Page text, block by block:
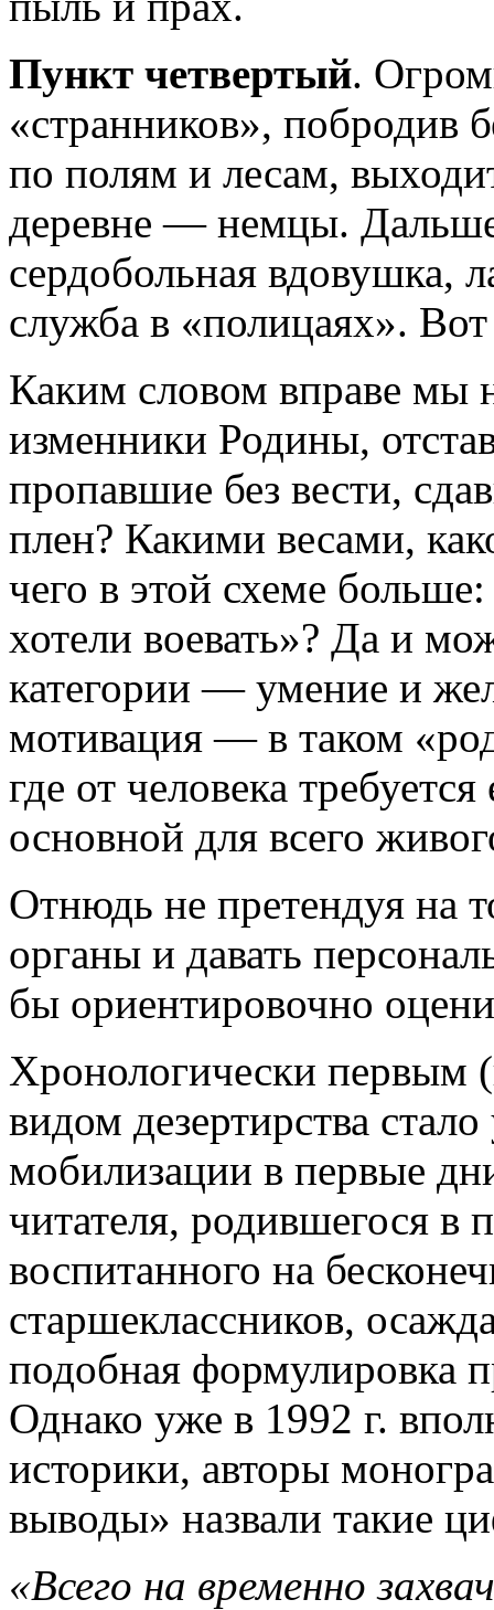
Пункт четвертый.
«странников», побродив
по полям и лесам,
деревне — немцы.
сердобольная вдовушка,
служба в «полицаях».
Каким словом вправе мы
изменники Родины,
пропавшие без вести,
плен? Какими весами,
чего в этой схеме
хотели воевать»? Да и
категории — умение и
мотивация — в таком
где от человека
основной для всего
Отнюдь не претендуя на
органы и давать
бы ориентировочно
Хронологически первым
видом дезертирства
мобилизации в первые
читателя, родившегося
воспитанного на
старшеклассников,
подобная формулировка
Однако уже в 1992 г.
историки, авторы
выводы» назвали такие
«Всего на временно